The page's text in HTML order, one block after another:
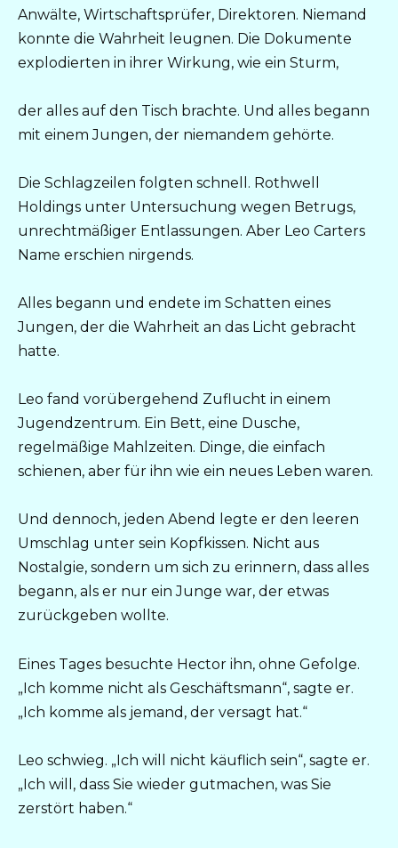
Anwälte, Wirtschaftsprüfer, Direktoren. Niemand
konnte die Wahrheit leugnen. Die Dokumente
explodierten in ihrer Wirkung, wie ein Sturm,
der alles auf den Tisch brachte. Und alles begann
mit einem Jungen, der niemandem gehörte.
Die Schlagzeilen folgten schnell. Rothwell
Holdings unter Untersuchung wegen Betrugs,
unrechtmäßiger Entlassungen. Aber Leo Carters
Name erschien nirgends.
Alles begann und endete im Schatten eines
Jungen, der die Wahrheit an das Licht gebracht
hatte.
Leo fand vorübergehend Zuflucht in einem
Jugendzentrum. Ein Bett, eine Dusche,
regelmäßige Mahlzeiten. Dinge, die einfach
schienen, aber für ihn wie ein neues Leben waren.
Und dennoch, jeden Abend legte er den leeren
Umschlag unter sein Kopfkissen. Nicht aus
Nostalgie, sondern um sich zu erinnern, dass alles
begann, als er nur ein Junge war, der etwas
zurückgeben wollte.
Eines Tages besuchte Hector ihn, ohne Gefolge.
„Ich komme nicht als Geschäftsmann“, sagte er.
„Ich komme als jemand, der versagt hat.“
Leo schwieg. „Ich will nicht käuflich sein“, sagte er.
„Ich will, dass Sie wieder gutmachen, was Sie
zerstört haben.“